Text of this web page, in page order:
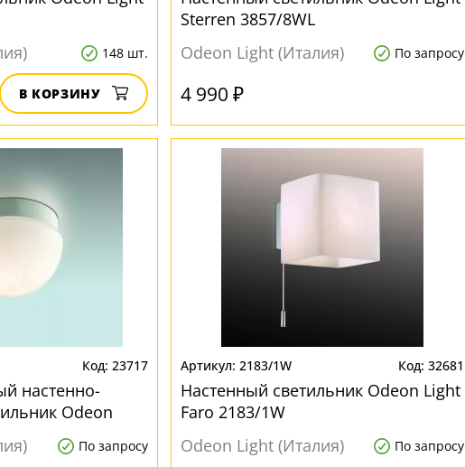
148 шт.
В КОРЗИНУ
Sterren 3857/8WL
Odeon Light (Италия)
По запросу
4 990 ₽
23717
настенно-
Odeon
По запросу
2183/1W 32681
Настенный светильник Odeon Light
Faro 2183/1W
Odeon Light (Италия)
По запросу